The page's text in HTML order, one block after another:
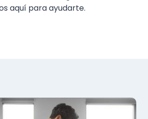
aquí para ayudarte.